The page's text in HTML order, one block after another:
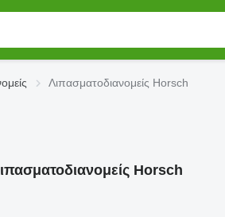
Λιπασματοδιανομείς Horsch
Horsch